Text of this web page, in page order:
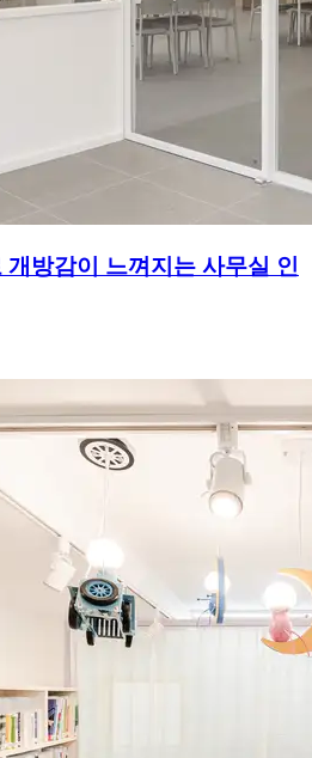
방감이 느껴지는 사무실 인